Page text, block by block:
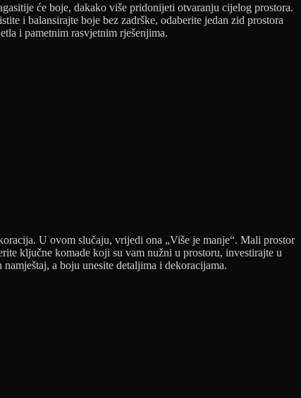
će boje, dakako više pridonijeti otvaranju cijelog prostora.
i balansirajte boje bez zadrške, odaberite jedan zid prostora
i pametnim rasvjetnim rješenjima.
U ovom slučaju, vrijedi ona „Više je manje“. Mali prostor
ključne komade koji su vam nužni u prostoru, investirajte u
a boju unesite detaljima i dekoracijama.